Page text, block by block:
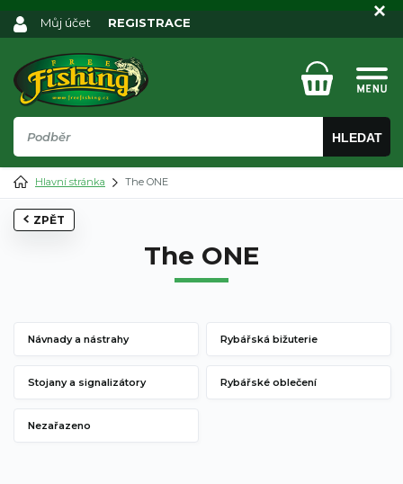
HLEDAT
Můj účet REGISTRACE
Hlavní stránka The ONE
ZPĚT
The ONE
Návnady a nástrahy Rybářská bižuterie
Stojany a signalizátory Rybářské oblečení
Nezařazeno